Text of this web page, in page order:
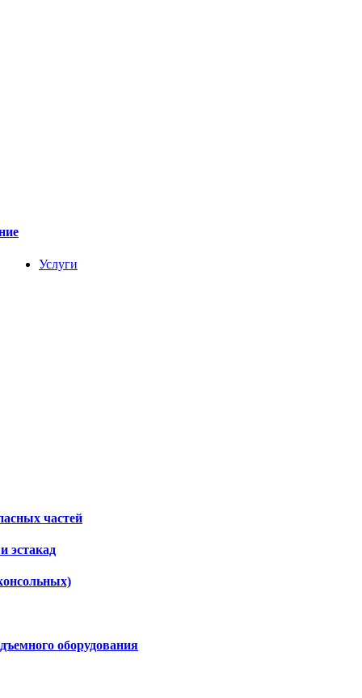
Услуги
частей
эстакад
оборудования